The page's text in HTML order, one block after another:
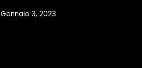
Gennaio 3, 2023